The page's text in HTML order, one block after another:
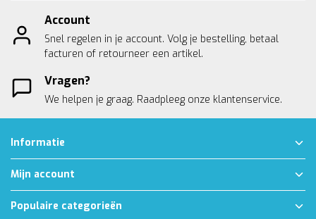
Account
Snel regelen in je account. Volg je bestelling, betaal
facturen of retourneer een artikel.
Vragen?
We helpen je graag. Raadpleeg onze klantenservice.
Informatie
Mijn account
Populaire categorieën